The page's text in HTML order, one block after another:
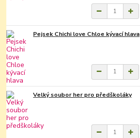
Pejsek Chichi love Chloe kývací hlava
Velký soubor her pro předškoláky